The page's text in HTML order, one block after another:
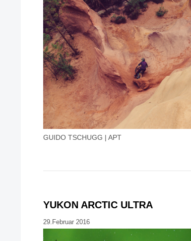
GUIDO TSCHUGG | APT
YUKON ARCTIC ULTRA
29.Februar 2016